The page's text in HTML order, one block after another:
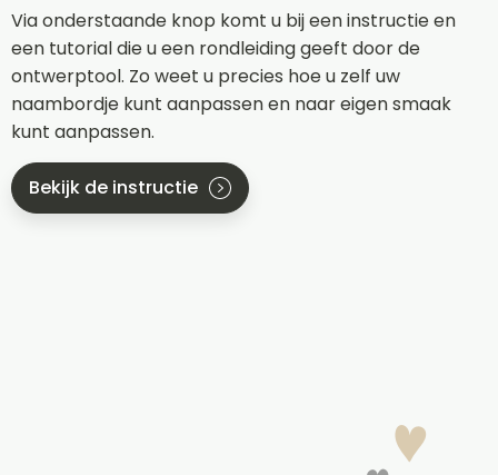
Via onderstaande knop komt u bij een instructie en
een tutorial die u een rondleiding geeft door de
ontwerptool. Zo weet u precies hoe u zelf uw
naambordje kunt aanpassen en naar eigen smaak
kunt aanpassen.
Bekijk de instructie